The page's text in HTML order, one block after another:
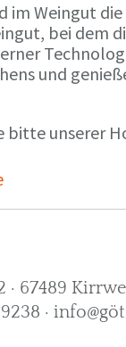
Weingut
bei dem
und
bitte unserer
· 67489
·